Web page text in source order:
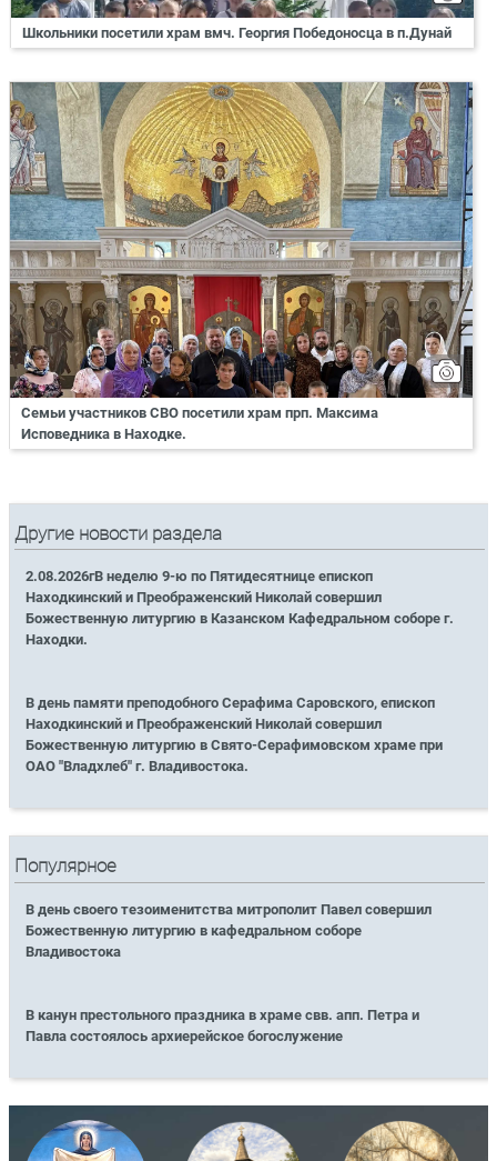
Школьники посетили храм вмч. Георгия Победоносца в п.Дунай
Семьи участников СВО посетили храм прп. Максима
Исповедника в Находке.
Другие новости раздела
2.08.2026гВ неделю 9-ю по Пятидесятнице епископ
Находкинский и Преображенский Николай совершил
Божественную литургию в Казанском Кафедральном соборе г.
Находки.
В день памяти преподобного Серафима Саровского, епископ
Находкинский и Преображенский Николай совершил
Божественную литургию в Свято-Серафимовском храме при
ОАО "Владхлеб" г. Владивостока.
Популярное
В день своего тезоименитства митрополит Павел совершил
Божественную литургию в кафедральном соборе
Владивостока
В канун престольного праздника в храме свв. апп. Петра и
Павла состоялось архиерейское богослужение